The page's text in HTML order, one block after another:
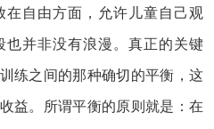
在自由方面，允许儿童自己观
也并非没有浪漫。真正的关键
练之间的那种确切的平衡，这
益。所谓平衡的原则就是：在